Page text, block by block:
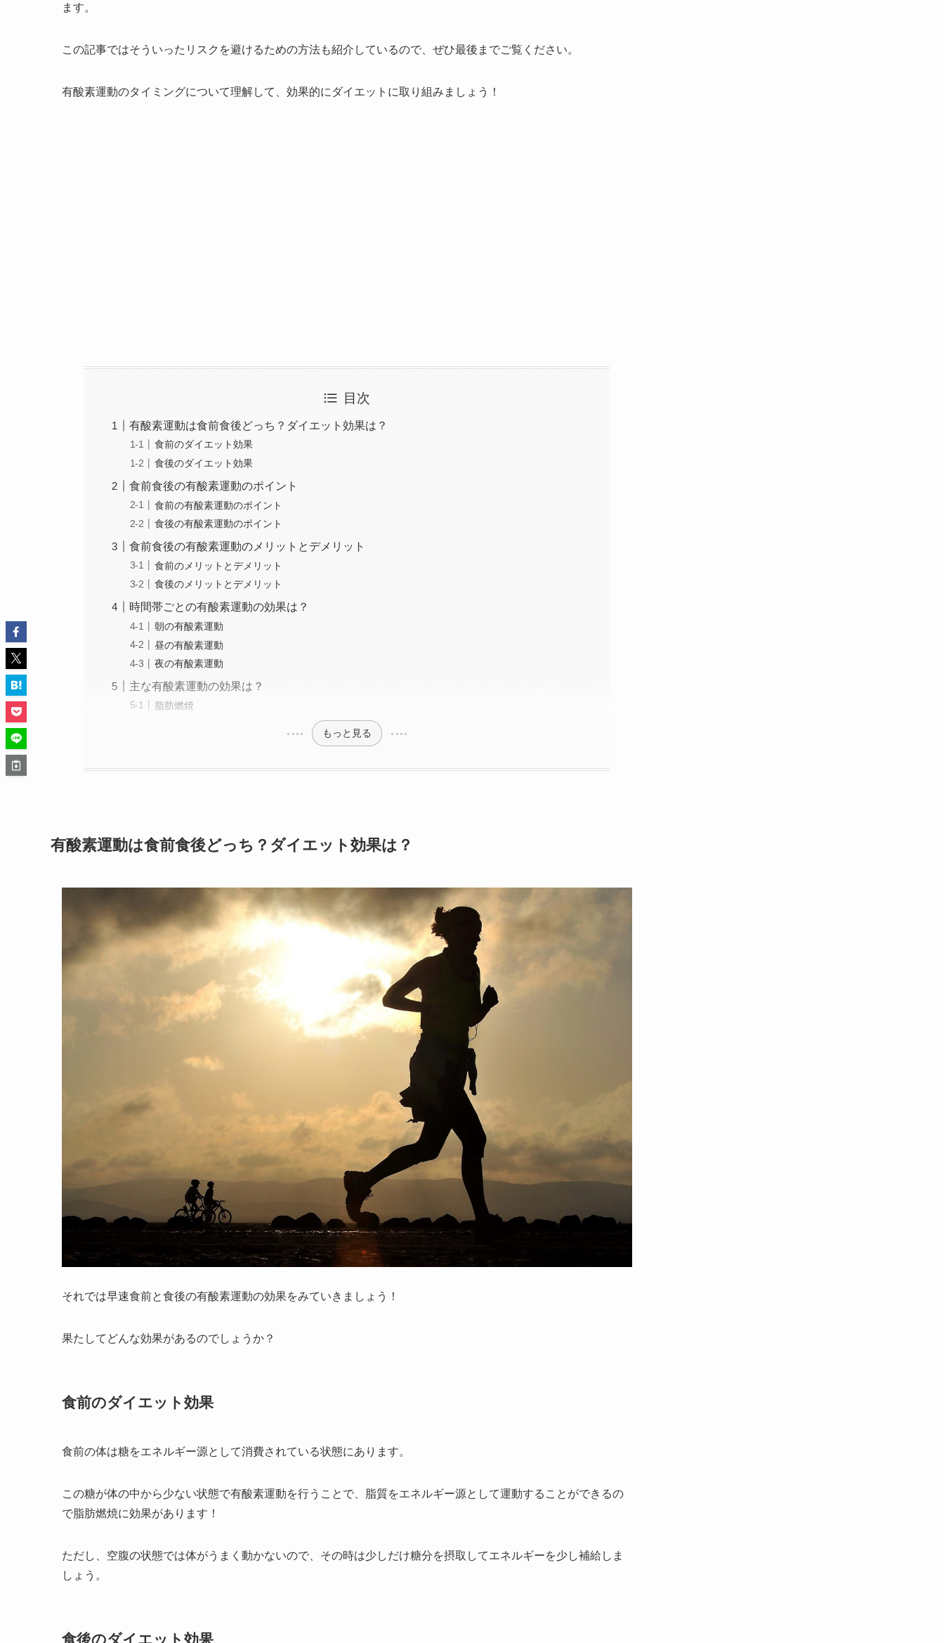
ます。
この記事ではそういったリスクを避けるための方法も紹介しているので、ぜひ最後までご覧ください。
有酸素運動のタイミングについて理解して、効果的にダイエットに取り組みましょう！
目次
有酸素運動は食前食後どっち？ダイエット効果は？
食前のダイエット効果
食後のダイエット効果
食前食後の有酸素運動のポイント
食前の有酸素運動のポイント
食後の有酸素運動のポイント
食前食後の有酸素運動のメリットとデメリット
食前のメリットとデメリット
食後のメリットとデメリット
時間帯ごとの有酸素運動の効果は？
朝の有酸素運動
昼の有酸素運動
夜の有酸素運動
主な有酸素運動の効果は？
脂肪燃焼
もっと見る
有酸素運動は食前食後どっち？ダイエット効果は？
それでは早速食前と食後の有酸素運動の効果をみていきましょう！
果たしてどんな効果があるのでしょうか？
食前のダイエット効果
食前の体は糖をエネルギー源として消費されている状態にあります。
この糖が体の中から少ない状態で有酸素運動を行うことで、脂質をエネルギー源として運動することができるの
で脂肪燃焼に効果があります！
ただし、空腹の状態では体がうまく動かないので、その時は少しだけ糖分を摂取してエネルギーを少し補給しま
しょう。
食後のダイエット効果